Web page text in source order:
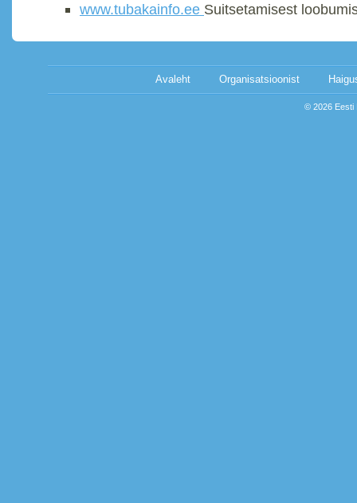
www.tubakainfo.ee Suitsetamisest
Avaleht Organisatsioonist
© 2026 Eesti